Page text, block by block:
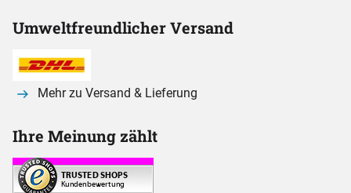
Umweltfreundlicher Versand
Mehr zu Versand & Lieferung
Ihre Meinung zählt